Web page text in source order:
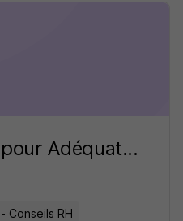
Adéquat...
Conseils RH